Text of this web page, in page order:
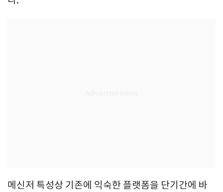
메신저 특성상 기존에 익숙한 플랫폼을 단기간에 바